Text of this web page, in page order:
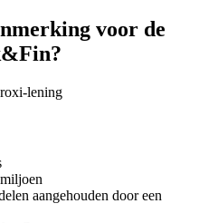
voor de
aangehouden door een